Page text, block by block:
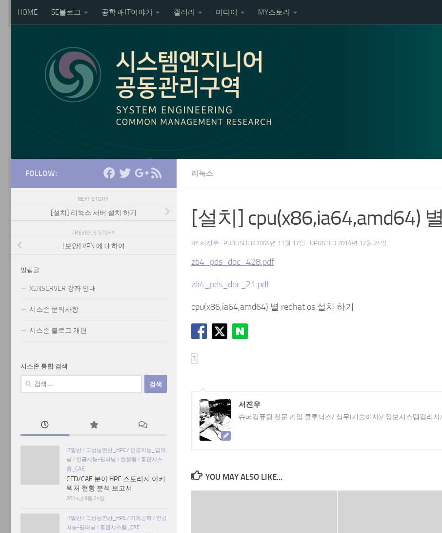
Skip to content
HOME SE블로그 공학과 IT이야기 갤러리 미디어 MY스토리
리눅스
[설치] cpu(x86,ia64,amd64)
BY 서진우 · PUBLISHED 2004년 11월 17일 · UPDATED 2014년 12월 24일
zb4_pds_doc_428.pdf
zb4_pds_doc_21.pdf
cpu(x86,ia64,amd64) 별 redhat os 설치 하기
서진우
슈퍼컴퓨팅 전문 기업 클루닉스/ 상무(기술이사)/ 정보시스템감리
YOU MAY ALSO LIKE...
FOLLOW:
NEXT STORY
[설치] 리눅스 서버 설치 하기
PREVIOUS STORY
[보안] VPN 에 대하여
알림글
XENSERVER 강좌 안내
시스존 문의사항
시스존 블로그 개편
시스존 통합 검색
검
IT일반/ 고성능연산_HPC/ 인공지능_딥러
닝 / 인공지능-딥러닝 / 컨설팅 / 통합시스
템_CAE
CFD/CAE 분야 HPC 스토리지 아키
텍처 현황 분석 보고서
2025년 8월 27일
IT일반/ 고성능연산_HPC/ 기계공학/ 인공
지능-딥러닝 / 통합시스템_CAE